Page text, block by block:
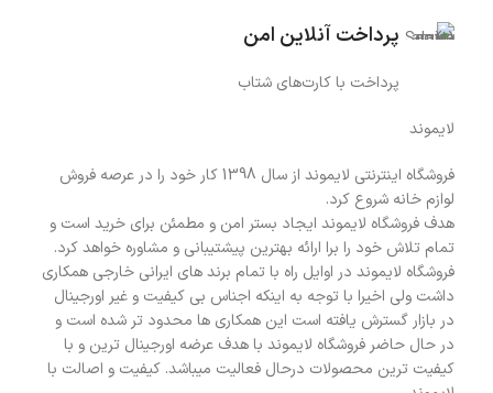
پرداخت آنلاین امن
پرداخت با کارت‌های شتاب
لایموند
فروشگاه اینترنتی لایموند از سال 1398 کار خود را در عرصه فروش
لوازم خانه شروع کرد.
هدف فروشگاه لایموند ایجاد بستر امن و مطمئن برای خرید است و
تمام تلاش خود را برا ارائه بهترین پیشتیبانی و مشاوره خواهد کرد.
فروشگاه لایموند در اوایل راه با تمام برند های ایرانی خارجی همکاری
داشت ولی اخیرا با توجه به اینکه اجناس بی کیفیت و غیر اورجینال
در بازار گسترش یافته است این همکاری ها محدود تر شده است و
در حال حاضر فروشگاه لایموند با هدف عرضه اورجینال ترین و با
کیفیت ترین محصولات درحال فعالیت میباشد. کیفیت و اصالت با